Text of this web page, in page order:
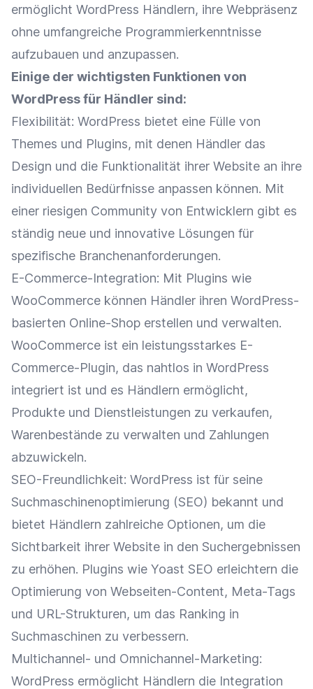
ermöglicht WordPress Händlern, ihre Webpräsenz
ohne umfangreiche Programmierkenntnisse
aufzubauen und anzupassen.
Einige der wichtigsten Funktionen von
WordPress für Händler sind:
Flexibilität: WordPress bietet eine Fülle von
Themes und Plugins, mit denen Händler das
Design und die Funktionalität ihrer Website an ihre
individuellen Bedürfnisse anpassen können. Mit
einer riesigen Community von Entwicklern gibt es
ständig neue und innovative Lösungen für
spezifische Branchenanforderungen.
E-Commerce-Integration: Mit Plugins wie
WooCommerce können Händler ihren WordPress-
basierten Online-Shop erstellen und verwalten.
WooCommerce ist ein leistungsstarkes E-
Commerce-Plugin, das nahtlos in WordPress
integriert ist und es Händlern ermöglicht,
Produkte und Dienstleistungen zu verkaufen,
Warenbestände zu verwalten und Zahlungen
abzuwickeln.
SEO-Freundlichkeit: WordPress ist für seine
Suchmaschinenoptimierung (SEO) bekannt und
bietet Händlern zahlreiche Optionen, um die
Sichtbarkeit ihrer Website in den Suchergebnissen
zu erhöhen. Plugins wie Yoast SEO erleichtern die
Optimierung von Webseiten-Content, Meta-Tags
und URL-Strukturen, um das Ranking in
Suchmaschinen zu verbessern.
Multichannel- und Omnichannel-Marketing:
WordPress ermöglicht Händlern die Integration